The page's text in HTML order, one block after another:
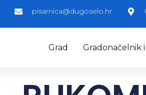
pisarnica@dugoselo.hr
Grad Gradonačelnik